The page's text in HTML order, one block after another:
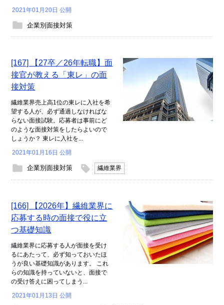
2021年01月20日 公開
企業別面接対策
[167] 【27卒／26年転職】面
接官が教える「東レ」の面
接対策
繊維業界売上高1位の東レに入社を希
望する人が、必ず通過しなければな
らない面接試験。応募者は事前にど
のような面接対策をしたらよいので
しょうか？ 東レに入社を...
2021年01月16日 公開
企業別面接対策 繊維業界
[166] 【2026年】繊維業界に
応募する時の面接で役に立
つ基礎知識
繊維業界に応募する人が面接を受け
るにあたって、必ず知っておいたほ
うが良い基礎知識があります。 これ
らの知識を持っていないと、面接で
の受け答えに困ってしまう...
2021年01月13日 公開